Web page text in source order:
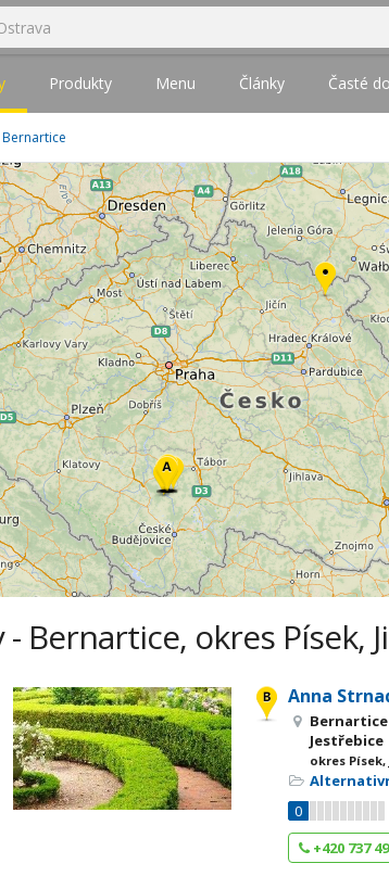
Produkty Menu Články Časté
Bernartice
- Bernartice, okres Písek,
Anna
Bernartice
Jestřebice
okres
0
+420 737